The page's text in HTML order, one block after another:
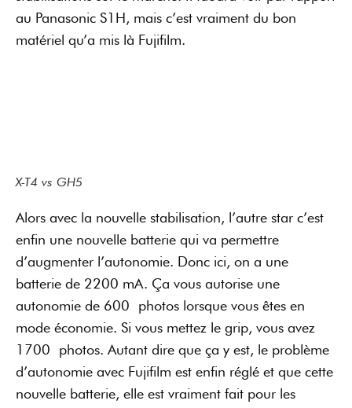
au Panasonic S1H, mais c’est vraiment du bon
matériel qu’a mis là Fujifilm.
X-T4 vs GH5
Alors avec la nouvelle stabilisation, l’autre star c’est
enfin une nouvelle batterie qui va permettre
d’augmenter l’autonomie. Donc ici, on a une
batterie de 2200 mA. Ça vous autorise une
autonomie de 600 photos lorsque vous êtes en
mode économie. Si vous mettez le grip, vous avez
1700 photos. Autant dire que ça y est, le problème
d’autonomie avec Fujifilm est enfin réglé et que cette
nouvelle batterie, elle est vraiment fait pour les